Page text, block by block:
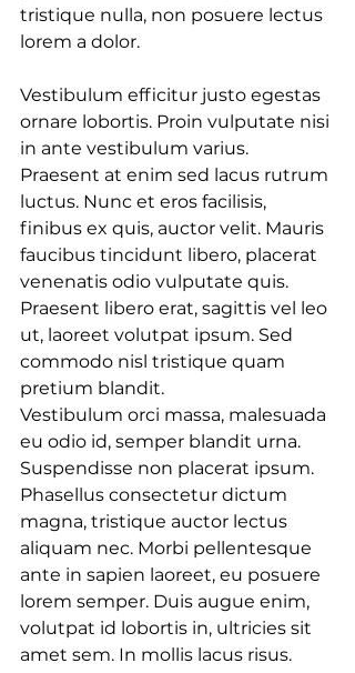
tristique nulla, non posuere lectus
lorem a dolor.
Vestibulum efficitur justo egestas
ornare lobortis. Proin vulputate nisi
in ante vestibulum varius.
Praesent at enim sed lacus rutrum
luctus. Nunc et eros facilisis,
finibus ex quis, auctor velit. Mauris
faucibus tincidunt libero, placerat
venenatis odio vulputate quis.
Praesent libero erat, sagittis vel leo
ut, laoreet volutpat ipsum. Sed
commodo nisl tristique quam
pretium blandit.
Vestibulum orci massa, malesuada
eu odio id, semper blandit urna.
Suspendisse non placerat ipsum.
Phasellus consectetur dictum
magna, tristique auctor lectus
aliquam nec. Morbi pellentesque
ante in sapien laoreet, eu posuere
lorem semper. Duis augue enim,
volutpat id lobortis in, ultricies sit
amet sem. In mollis lacus risus.